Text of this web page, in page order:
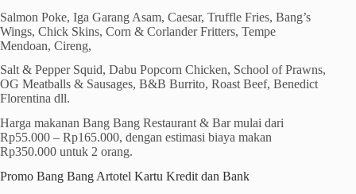
Salmon Poke, Iga Garang Asam, Caesar, Truffle Fries, Bang’s
Wings, Chick Skins, Corn & Corlander Fritters, Tempe
Mendoan, Cireng,
Salt & Pepper Squid, Dabu Popcorn Chicken, School of Prawns,
OG Meatballs & Sausages, B&B Burrito, Roast Beef, Benedict
Florentina dll.
Harga makanan Bang Bang Restaurant & Bar mulai dari
Rp55.000 – Rp165.000, dengan estimasi biaya makan
Rp350.000 untuk 2 orang.
Promo Bang Bang Artotel Kartu Kredit dan Bank